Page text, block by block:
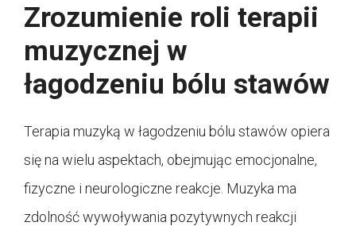
Zrozumienie roli terapii
muzycznej w
łagodzeniu bólu stawów
Terapia muzyką w łagodzeniu bólu stawów opiera
się na wielu aspektach, obejmując emocjonalne,
fizyczne i neurologiczne reakcje. Muzyka ma
zdolność wywoływania pozytywnych reakcji